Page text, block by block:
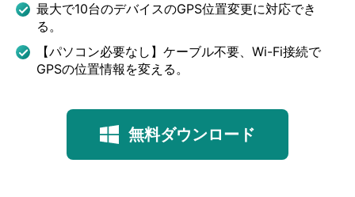
最大で10台のデバイスのGPS位置変更に対応でき
る。
【パソコン必要なし】ケーブル不要、Wi-Fi接続で
GPSの位置情報を変える。
無料ダウンロード